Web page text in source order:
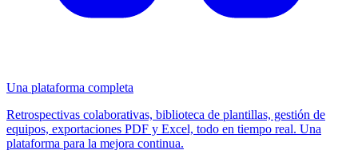
Una plataforma completa
Retrospectivas colaborativas, biblioteca de plantillas, gestión de
equipos, exportaciones PDF y Excel, todo en tiempo real. Una
plataforma para la mejora continua.